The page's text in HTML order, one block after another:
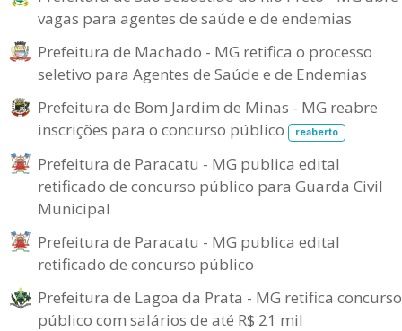
vagas para agentes de saúde e de endemias
Prefeitura de Machado - MG retifica o processo
seletivo para Agentes de Saúde e de Endemias
Prefeitura de Bom Jardim de Minas - MG reabre
inscrições para o concurso público
reaberto
Prefeitura de Paracatu - MG publica edital
retificado de concurso público para Guarda Civil
Municipal
Prefeitura de Paracatu - MG publica edital
retificado de concurso público
Prefeitura de Lagoa da Prata - MG retifica concurso
público com salários de até R$ 21 mil